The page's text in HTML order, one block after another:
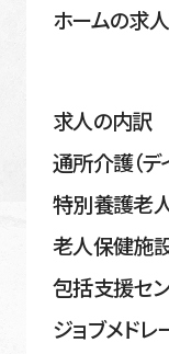
ホームの求
求人の内訳
通所介護（
特別養
老人保健施
包括支援セ
ジョブメド